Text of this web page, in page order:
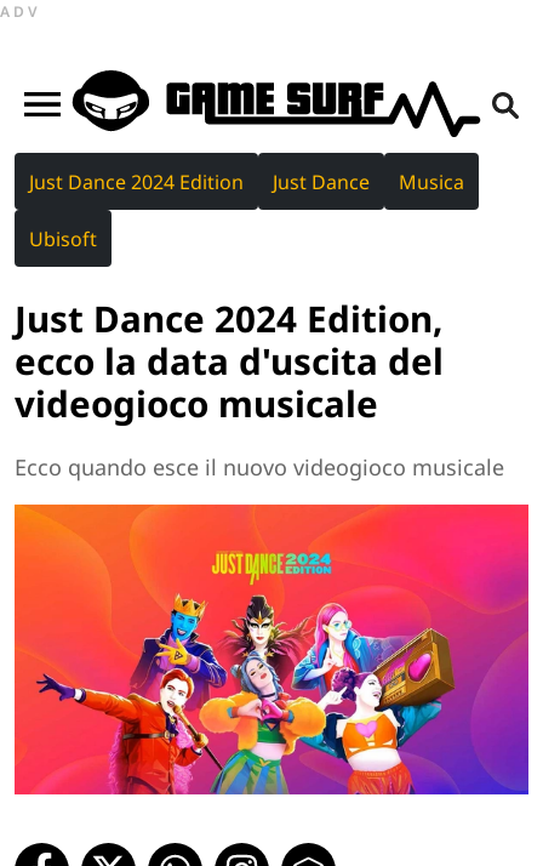
ADV
Just Dance 2024 Edition Just Dance Musica
Ubisoft
Just Dance 2024 Edition,
ecco la data d'uscita del
videogioco musicale
Ecco quando esce il nuovo videogioco musicale